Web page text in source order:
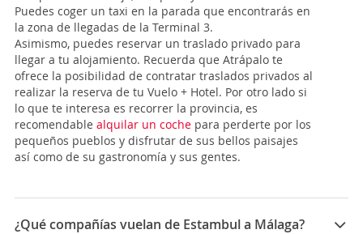
Puedes coger un taxi en la parada que encontrarás en
la zona de llegadas de la Terminal 3.
Asimismo, puedes reservar un traslado privado para
llegar a tu alojamiento. Recuerda que Atrápalo te
ofrece la posibilidad de contratar traslados privados al
realizar la reserva de tu Vuelo + Hotel. Por otro lado si
lo que te interesa es recorrer la provincia, es
recomendable alquilar un coche para perderte por los
pequeños pueblos y disfrutar de sus bellos paisajes
así como de su gastronomía y sus gentes.
¿Qué compañías vuelan de Estambul a Málaga?